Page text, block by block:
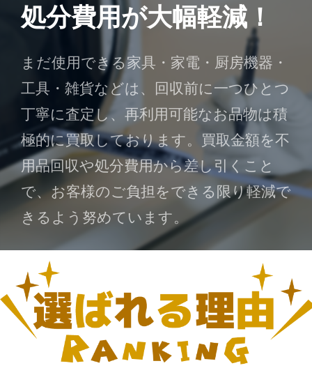
処分費用が大幅軽減！
まだ使用できる家具・家電・厨房機器・
工具・雑貨などは、回収前に一つひとつ
丁寧に査定し、再利用可能なお品物は積
極的に買取しております。買取金額を不
用品回収や処分費用から差し引くこと
で、お客様のご負担をできる限り軽減で
きるよう努めています。